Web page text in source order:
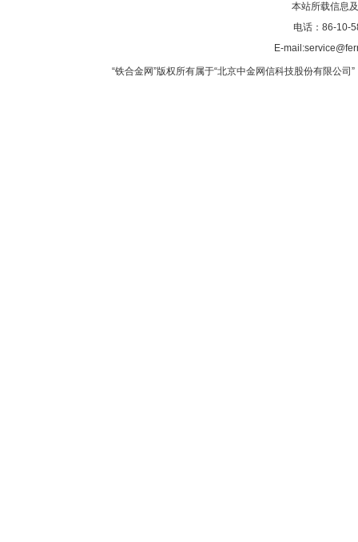
本站所载信息
电话：86-10-
E-
“铁合金网”版权所有属于“北京中金网信科技股份有限公司